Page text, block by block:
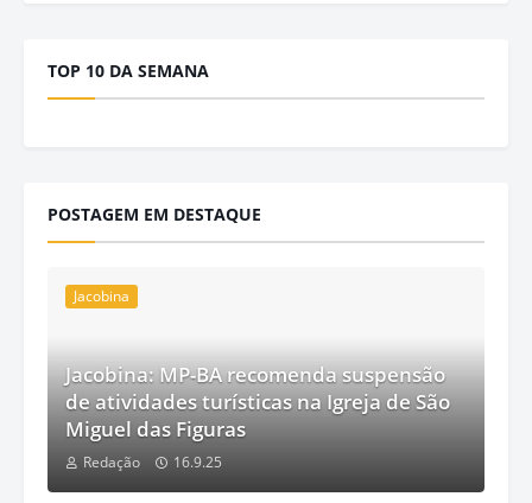
TOP 10 DA SEMANA
POSTAGEM EM DESTAQUE
Jacobina
Jacobina: MP-BA recomenda suspensão
de atividades turísticas na Igreja de São
Miguel das Figuras
Redação 16.9.25